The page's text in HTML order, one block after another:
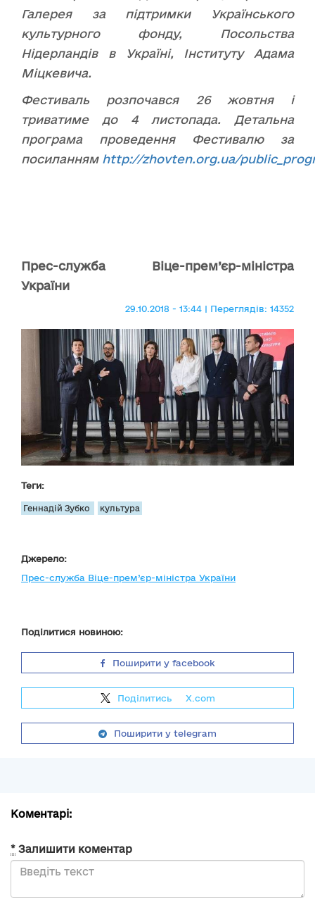
Галерея за підтримки Українського
культурного фонду, Посольства
Нідерландів в Україні, Інституту Адама
Міцкевича.
Фестиваль розпочався 26 жовтня і
триватиме до 4 листопада. Детальна
програма проведення Фестивалю за
посиланням http://zhovten.org.ua/
Прес-служба Віце-прем’єр-міністра
України
29.10.2018 - 13:44 | Переглядів: 14352
Теги:
Геннадій Зубко культура
Джерело:
Прес-служба Віце-прем’єр-міністра України
Поділитися новиною:
Поширити у facebook
Поділитись X.com
Поширити у telegram
Коментарі:
* Залишити коментар